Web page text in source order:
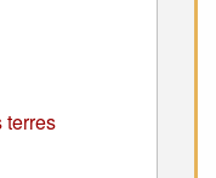
terres